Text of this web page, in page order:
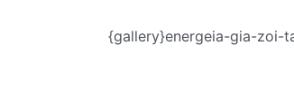
{gallery}energeia-gia-zoi-